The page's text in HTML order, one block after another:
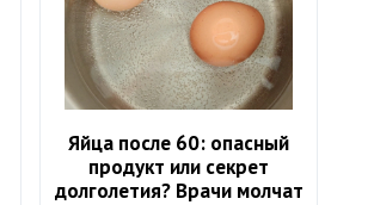
Яйца после 60: опасный
продукт или секрет
долголетия? Врачи молчат